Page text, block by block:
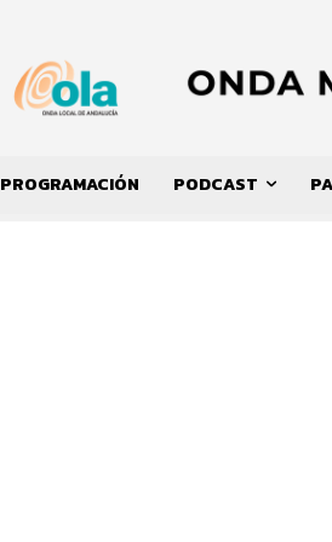
PROGRAMACIÓN PODCAST